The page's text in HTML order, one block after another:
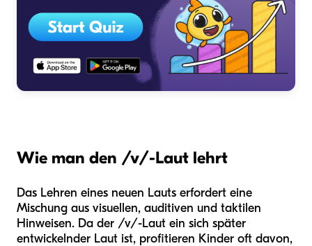
Wie man den /v/-Laut lehrt
Das Lehren eines neuen Lauts erfordert eine
Mischung aus visuellen, auditiven und taktilen
Hinweisen. Da der /v/-Laut ein sich später
entwickelnder Laut ist, profitieren Kinder oft davon,